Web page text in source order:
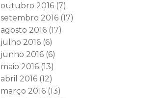
outubro 2016 (7)
setembro 2016 (17)
agosto 2016 (17)
julho 2016 (6)
junho 2016 (6)
maio 2016 (13)
abril 2016 (12)
março 2016 (13)